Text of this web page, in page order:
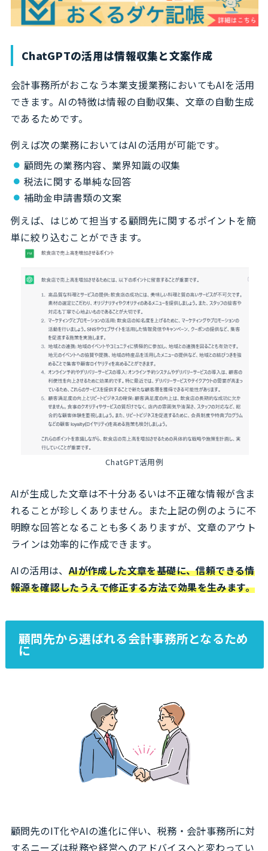
ChatGPTの活用は情報収集と文案作成
会計事務所がおこなう本業支援業務においてもAIを活用
できます。AIの特徴は情報の自動収集、文章の自動生成
であるためです。
例えば次の業務においてはAIの活用が可能です。
顧問先の業務内容、業界知識の収集
税法に関する単純な回答
補助金申請書類の文案
例えば、はじめて担当する顧問先に関するポイントを簡
単に絞り込むことができます。
ChatGPT活用例
AIが生成した文章は不十分あるいは不正確な情報が含ま
れることが珍しくありません。また上記の例のように不
明瞭な回答となることも多くありますが、文章のアウト
ラインは効率的に作成できます。
AIの活用は、AIが作成した文章を基礎に、信頼できる情
報源を確認したうえで修正する方法で効果を生みます。
顧問先から選ばれる会計事務所となるため
に
顧問先のIT化やAIの進化に伴い、税務・会計事務所に対
するニーズは税務や経営へのアドバイスへと変わってい